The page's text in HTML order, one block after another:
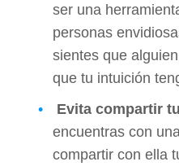
ser una
personas
sientes que
que tu intuición
Evita compartir
encuentras con
compartir con ella